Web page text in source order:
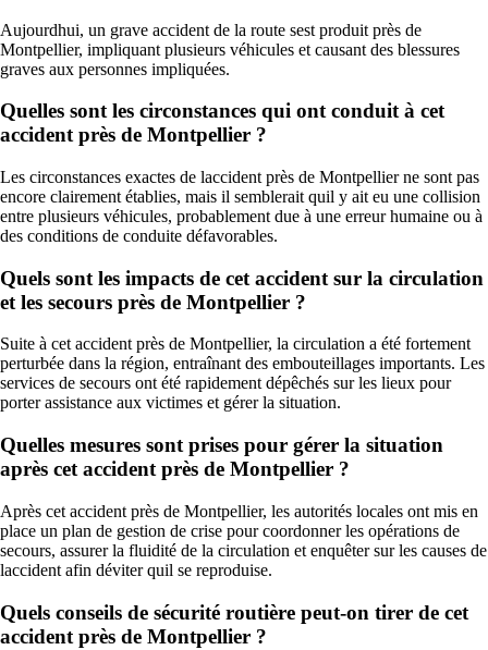
Aujourdhui, un grave accident de la route sest produit près de
Montpellier, impliquant plusieurs véhicules et causant des blessures
graves aux personnes impliquées.
Quelles sont les circonstances qui ont conduit à cet
accident près de Montpellier ?
Les circonstances exactes de laccident près de Montpellier ne sont pas
encore clairement établies, mais il semblerait quil y ait eu une collision
entre plusieurs véhicules, probablement due à une erreur humaine ou à
des conditions de conduite défavorables.
Quels sont les impacts de cet accident sur la circulation
et les secours près de Montpellier ?
Suite à cet accident près de Montpellier, la circulation a été fortement
perturbée dans la région, entraînant des embouteillages importants. Les
services de secours ont été rapidement dépêchés sur les lieux pour
porter assistance aux victimes et gérer la situation.
Quelles mesures sont prises pour gérer la situation
après cet accident près de Montpellier ?
Après cet accident près de Montpellier, les autorités locales ont mis en
place un plan de gestion de crise pour coordonner les opérations de
secours, assurer la fluidité de la circulation et enquêter sur les causes de
laccident afin déviter quil se reproduise.
Quels conseils de sécurité routière peut-on tirer de cet
accident près de Montpellier ?